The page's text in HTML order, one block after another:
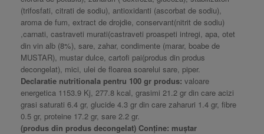
(trifosfati, citrati de sodiu), antioxidanti (ascorbat de sodiu),
aroma de fum, extract de drojdie, conservant(nitrit de sodiu)
,carnati, castraveti murati(castraveti proaspeti intregi, apa, otet
din vin alb (8%), sare, zahar, condimente (marar, boabe de
MUSTAR), mustar dulce, cartofi pai(produs din produs
decongelat), mici, ulei de floarea soarelui sare, piper.
Declaratie nutritionala pentru 100 gr produs: valoare
energetica 1153.9 Kj, 277.8 kcal, grasimi 21.2 gr din care acizi
grasi saturati 6.4 gr, glucide 4.3 gr din care zaharuri 1.4 gr, fibre
0.5 gr, proteine 17.2 gr, sare 2.2 gr.
(produs din produs decongelat) Conține: muștar